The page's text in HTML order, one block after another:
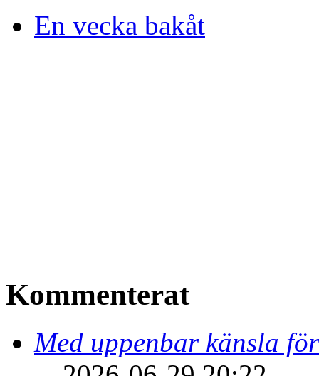
En vecka bakåt
Kommenterat
Med uppenbar känsla